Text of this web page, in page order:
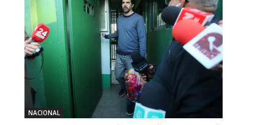
NACIONAL